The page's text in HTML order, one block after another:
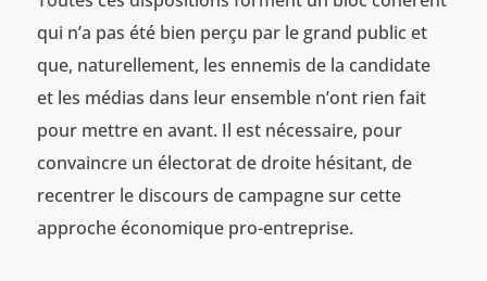
qui n’a pas été bien perçu par le grand public et
que, naturellement, les ennemis de la candidate
et les médias dans leur ensemble n’ont rien fait
pour mettre en avant. Il est nécessaire, pour
convaincre un électorat de droite hésitant, de
recentrer le discours de campagne sur cette
approche économique pro-entreprise.